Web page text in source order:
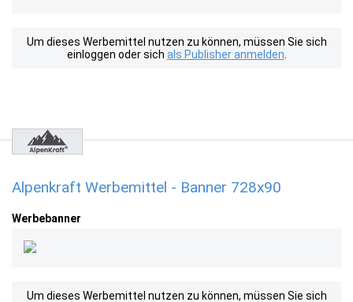
Um dieses Werbemittel nutzen zu können, müssen Sie sich
einloggen oder sich als Publisher anmelden
Alpenkraft Werbemittel - Banner 728x90
Werbebanner
Um dieses Werbemittel nutzen zu können, müssen Sie sich